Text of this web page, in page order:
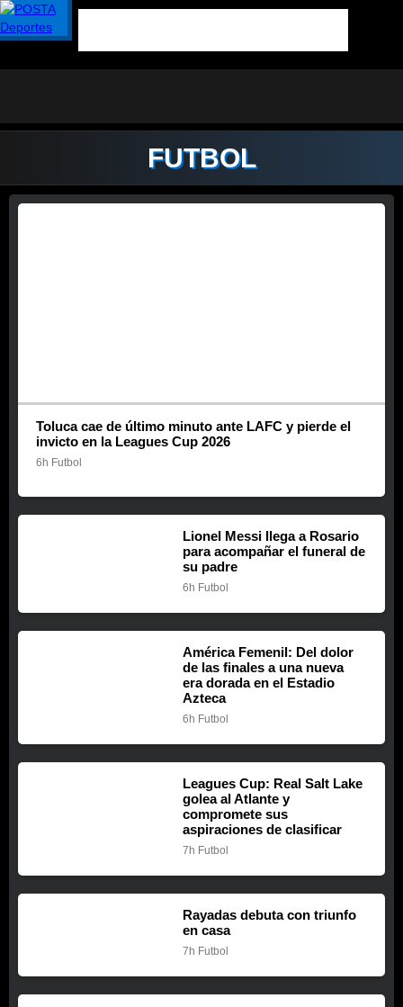
FUTBOL
Toluca cae de último minuto ante LAFC y pierde el
invicto en la Leagues Cup 2026
6h Futbol
Lionel Messi llega a Rosario
para acompañar el funeral de
su padre
6h Futbol
América Femenil: Del dolor
de las finales a una nueva
era dorada en el Estadio
Azteca
6h Futbol
Leagues Cup: Real Salt Lake
golea al Atlante y
compromete sus
aspiraciones de clasificar
7h Futbol
Rayadas debuta con triunfo
en casa
7h Futbol